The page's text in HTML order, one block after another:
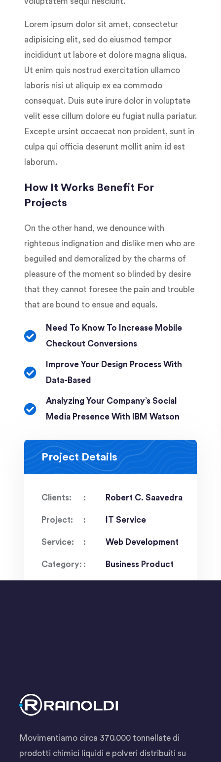
Lorem ipsum dolor sit amet, consectetur
adipisicing elit, sed do eiusmod tempor
incididunt ut labore et dolore magna aliqua.
Ut enim quis nostrud exercitation ullamco
laboris nisi ut aliquip ex ea commodo
consequat. Duis aute irure dolor in voluptate
velit esse cillum dolore eu fugiat nulla pariatur.
Excepte ursint occaecat non proident, sunt in
culpa qui officia deserunt mollit anim id est
laborum.
How It Works Benefit For
Projects
On the other hand, we denounce with
righteous indignation and dislike men who are
beguiled and demoralized by the charms of
pleasure of the moment so blinded by desire
that they cannot foresee the pain and trouble
that are bound to ensue and equals.
Need To Know To Increase Mobile
Checkout Conversions
Improve Your Design Process With
Data-Based
Analyzing Your Company’s Social
Media Presence With IBM Watson
Project Details
Clients: Robert C. Saavedra
Project: IT Service
Service: Web Development
Category: Business Product
Movimentiamo circa 370.000 tonnellate di
prodotti chimici liquidi e polveri distribuiti su